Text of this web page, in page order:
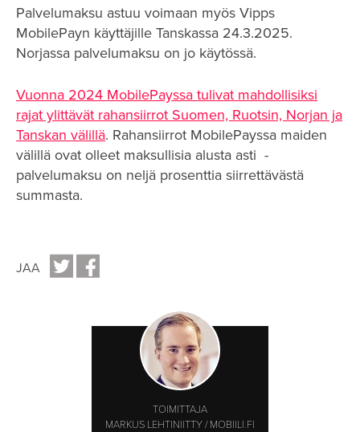
Palvelumaksu astuu voimaan myös Vipps
MobilePayn käyttäjille Tanskassa 24.3.2025.
Norjassa palvelumaksu on jo käytössä.
Vuonna 2024 MobilePayssa tulivat mahdollisiksi
rajat ylittävät rahansiirrot Suomen, Ruotsin, Norjan ja
Tanskan välillä. Rahansiirrot MobilePayssa maiden
välillä ovat olleet maksullisia alusta asti -
palvelumaksu on neljä prosenttia siirrettävästä
summasta.
JAA
TOIMITTAJA
MARKUS LEHTINIITTY / MOBIILI.FI